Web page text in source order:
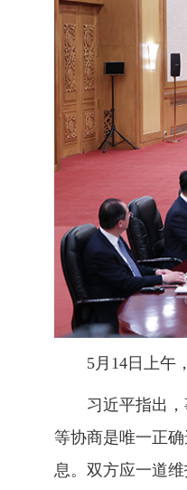
5月14日上午
习近平指出
等协商是唯一正
息。双方应一道